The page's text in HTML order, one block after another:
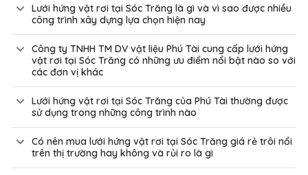
Lưới hứng vật rơi tại Sóc Trăng là gì và vì sao được nhiều
công trình xây dựng lựa chọn hiện nay
Công ty TNHH TM DV vật liệu Phú Tài cung cấp lưới hứng
vật rơi tại Sóc Trăng có những ưu điểm nổi bật nào so với
các đơn vị khác
Lưới hứng vật rơi tại Sóc Trăng của Phú Tài thường được
sử dụng trong những công trình nào
Có nên mua lưới hứng vật rơi tại Sóc Trăng giá rẻ trôi nổi
trên thị trường hay không và rủi ro là gì